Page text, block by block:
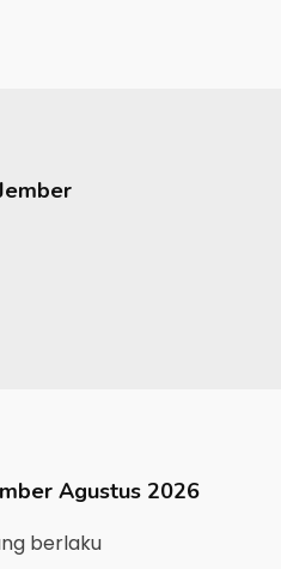
Agustus 2026
berlaku